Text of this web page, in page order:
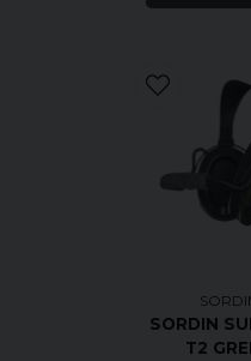
SORDIN
T2